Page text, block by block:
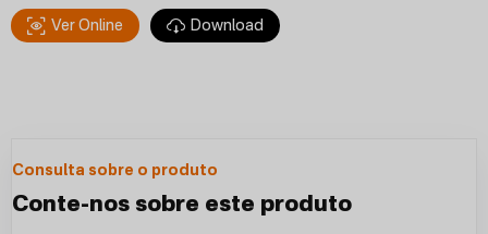
Ver Online Download
Consulta sobre o produto
Conte-nos sobre este produto